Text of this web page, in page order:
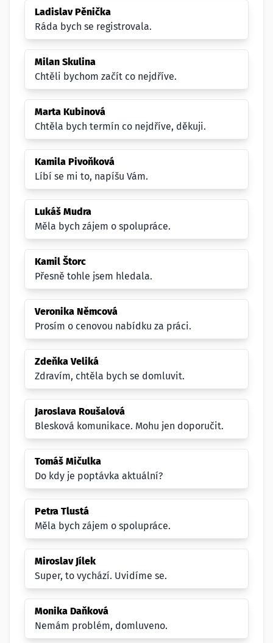
Ladislav Pěnička
Ráda bych se registrovala.
Milan Skulina
Chtěli bychom začít co nejdříve.
Marta Kubinová
Chtěla bych termín co nejdříve, děkuji.
Kamila Pivoňková
Líbí se mi to, napíšu Vám.
Lukáš Mudra
Měla bych zájem o spolupráce.
Kamil Štorc
Přesně tohle jsem hledala.
Veronika Němcová
Prosím o cenovou nabídku za práci.
Zdeňka Veliká
Zdravím, chtěla bych se domluvit.
Jaroslava Roušalová
Blesková komunikace. Mohu jen doporučit.
Tomáš Mičulka
Do kdy je poptávka aktuální?
Petra Tlustá
Měla bych zájem o spolupráce.
Miroslav Jílek
Super, to vychází. Uvidíme se.
Monika Daňková
Nemám problém, domluveno.